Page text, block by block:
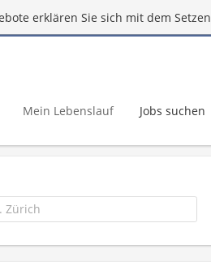
erklären Sie sich mit dem
Mein Lebenslauf Jobs suchen